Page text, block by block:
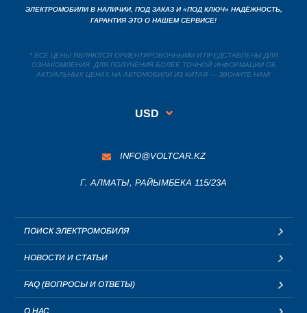
ЭЛЕКТРОМОБИЛИ В НАЛИЧИИ, ПОД ЗАКАЗ И «ПОД КЛЮЧ» НАДЁЖНОСТЬ,
ГАРАНТИЯ ЭТО О НАШЕМ СЕРВИСЕ!
* ВСЕ ЦЕНЫ ЯВЛЯЮТСЯ ОРИЕНТИРОВОЧНЫМИ И ПРЕДСТАВЛЕНЫ ДЛЯ
ОЗНАКОМЛЕНИЯ. ДЛЯ ПОЛУЧЕНИЯ БОЛЕЕ ТОЧНОЙ ИНФОРМАЦИИ ОБ
АКТУАЛЬНЫХ ЦЕНАХ НА АВТОМОБИЛИ ИЗ КИТАЯ — ЗВОНИТЕ НАМ!
USD
INFO@VOLTCAR.KZ
Г. АЛМАТЫ, РАЙЫМБЕКА 115/23A
ПОИСК ЭЛЕКТРОМОБИЛЯ
НОВОСТИ И СТАТЬИ
FAQ (ВОПРОСЫ И ОТВЕТЫ)
О НАС